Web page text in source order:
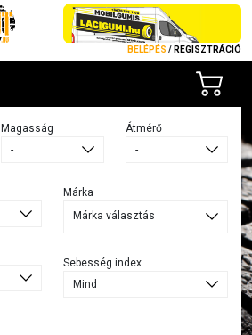
BELÉPÉS / REGISZTRÁCIÓ
Magasság Átmérő
Márka
Márka választás
Sebesség index